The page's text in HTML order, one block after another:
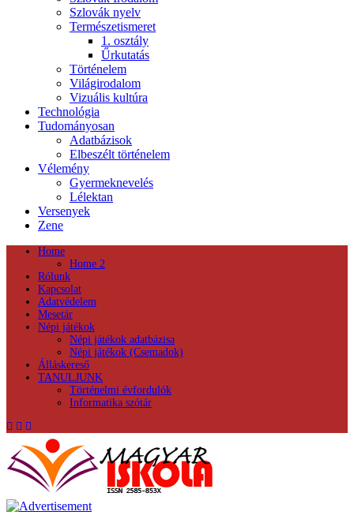
Szlovák nyelv
Természetismeret
1. osztály
Űrkutatás
Történelem
Világirodalom
Vizuális kultúra
Technológia
Tudományosan
Adatbázisok
Elbeszélt történelem
Vélemény
Gyermeknevelés
Lélektan
Versenyek
Zene
Home
Home 2
Rólunk
Kapcsolat
Adatvédelem
Mesetár
Népi játékok
Népi játékok adatbázisa
Népi játékok (Csemadok)
Álláskereső
TANULJUNK
Történelmi évfordulók
Informatika szótár